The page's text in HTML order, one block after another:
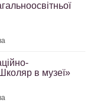
в музеї»